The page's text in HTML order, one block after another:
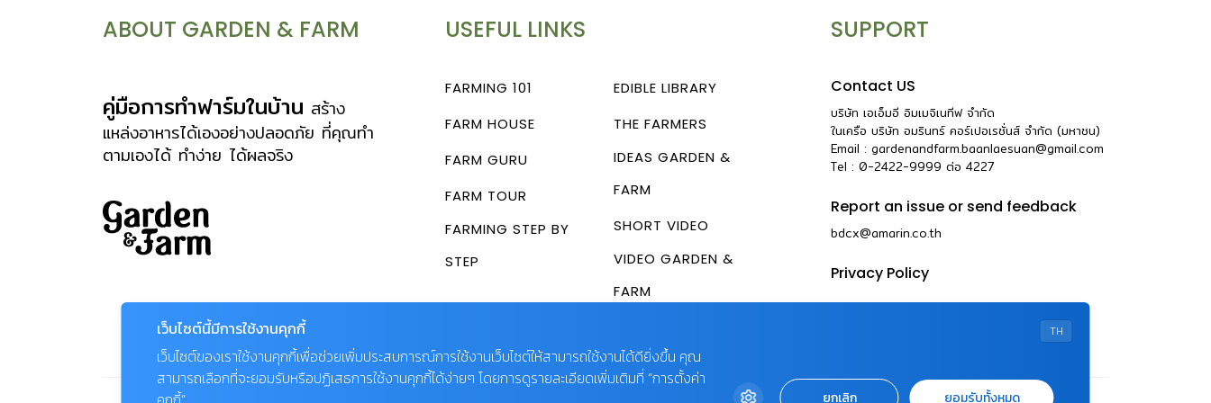
ABOUT GARDEN & FARM
คู่มือการทำฟาร์มในบ้าน สร้าง
แหล่งอาหารได้เองอย่างปลอดภัย ที่คุณทำ
ตามเองได้ ทำง่าย ได้ผลจริง
USEFUL LINKS
FARMING 101
FARM HOUSE
FARM GURU
FARM TOUR
FARMING STEP BY
STEP
EDIBLE LIBRARY
THE FARMERS
IDEAS GARDEN &
FARM
SHORT VIDEO
VIDEO GARDEN &
FARM
SUPPORT
Contact US
บริษัท เอเอ็มอี อิมเมจิเนทีฟ จำกัด
ในเครือ บริษัท อมรินทร์ คอร์เปอเรชั่นส์ จำกัด (มหาชน)
Email : gardenandfarm.baanlaesuan@gmail.com
Tel : 0-2422-9999 ต่อ 4227
Report an issue or send feedback
bdcx@amarin.co.th
Privacy Policy
TH
เว็บไซต์นี้มีการใช้งานคุกกี้
เว็บไซต์ของเราใช้งานคุกกี้เพื่อช่วยเพิ่มประสบการณ์การใช้งานเว็บไซต์ให้สามารถใช้งานได้ดียิ่งขึ้น คุณ
สามารถเลือกที่จะยอมรับหรือปฏิเสธการใช้งานคุกกี้ได้ง่ายๆ โดยการดูรายละเอียดเพิ่มเติมที่ “การตั้งค่า
ยกเลิก ยอมรับทั้งหมด